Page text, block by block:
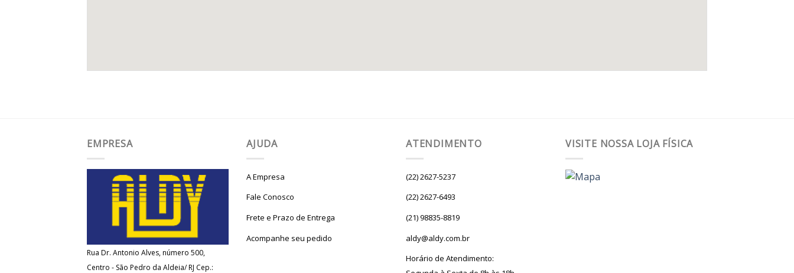
EMPRESA
Rua Dr. Antonio Alves, número 500,
Centro - São Pedro da Aldeia/ RJ Cep.:
AJUDA
A Empresa
Fale Conosco
Frete e Prazo de Entrega
Acompanhe seu pedido
ATENDIMENTO
(22) 2627-5237
(22) 2627-6493
(21) 98835-8819
aldy@aldy.com.br
Horário de Atendimento:
VISITE NOSSA LOJA FÍSICA